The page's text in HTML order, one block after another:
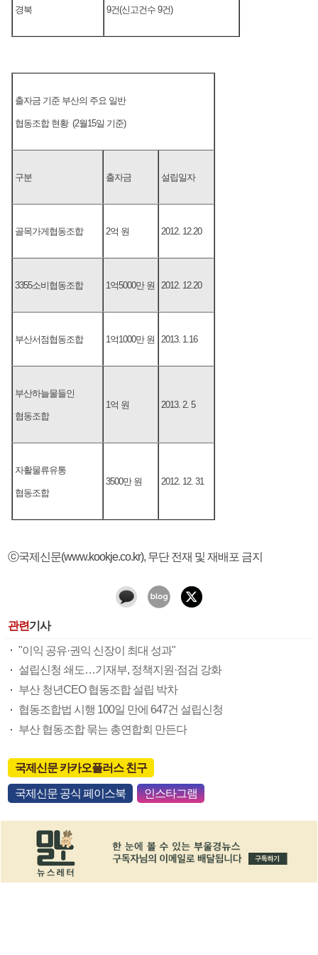
경북 9건(신고건수 9건)
출자금 기준 부산의 주요 일반
협동조합 현황 (2월15일 기준)
구분 출자금 설립일자
골목가게협동조합 2억 원 2012. 12.20
3355소비협동조합 1억5000만 원 2012. 12.20
부산서점협동조합 1억1000만 원 2013. 1.16
부산하늘물들인
협동조합
1억 원 2013. 2. 5
자활물류유통
협동조합
3500만 원 2012. 12. 31
ⓒ국제신문(www.kookje.co.kr), 무단 전재 및 재배포 금지
관련기사
"이익 공유·권익 신장이 최대 성과"
설립신청 쇄도…기재부, 정책지원·점검 강화
부산 청년CEO 협동조합 설립 박차
협동조합법 시행 100일 만에 647건 설립신청
부산 협동조합 묶는 총연합회 만든다
국제신문 카카오플러스 친구
국제신문 공식 페이스북 인스타그램